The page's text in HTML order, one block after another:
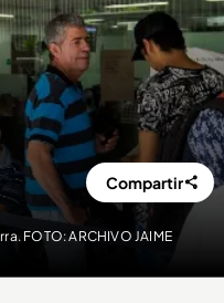
FOTO: ARCHIVO JAIME
Compartir